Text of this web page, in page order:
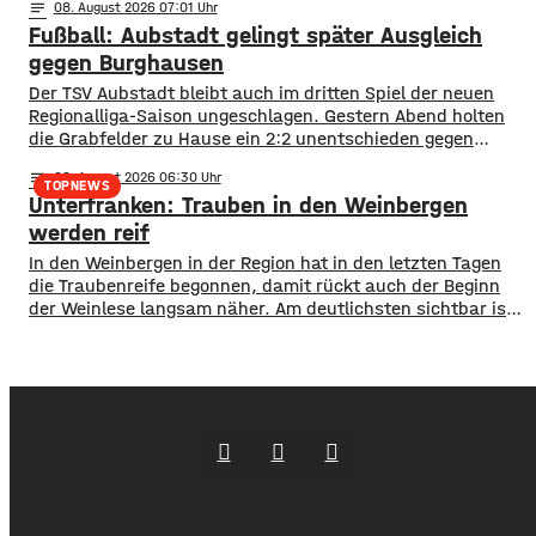
im Open-Data-Portal neue digitale
Schulporträts veröffentlicht. Dort werden alle 35 Schulen
in städtischer Trägerschaft mit einer Vielzahl von Daten
vorgestellt und miteinander vergleichbar gemacht. ​So
können beispielsweise Schülerzahlen, die Anzahl der
notes 08. August 2026 07:01
Fußball: Aubstadt gelingt später Ausgleich
gegen Burghausen
Der TSV Aubstadt bleibt auch im dritten Spiel der neuen
Regionalliga-Saison ungeschlagen. Gestern Abend holten
die Grabfelder zu Hause ein 2:2 unentschieden gegen
späten Ausgleichstraffer. Max Grimm erzielte den per Kopf
in der dritten Minute der Nachspielzeit. Er war es auch, der
Aubstadt in der ersten Halbzeit zur
TOPNEWS
notes 08. August 2026 06:30
Unterfranken: Trauben in den Weinbergen
werden reif
In den Weinbergen in der Region hat in den letzten Tagen
die Traubenreife begonnen, damit rückt auch der Beginn
der Weinlese langsam näher. Am deutlichsten sichtbar ist